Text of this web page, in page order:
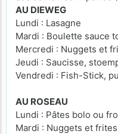
AU DIEWEG
Lundi : Lasagne
Mardi : Boulette sauce
Mercredi : Nuggets et
Jeudi : Saucisse,
Vendredi : Fish-Stick,
AU ROSEAU
Lundi : Pâtes bolo ou
Mardi : Nuggets et frites